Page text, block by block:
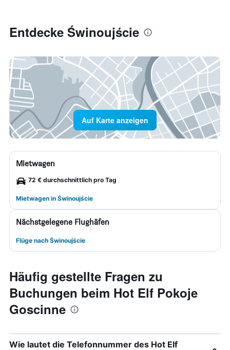
Entdecke Świnoujście
Auf Karte anzeigen
Mietwagen
72 € durchschnittlich pro Tag
Mietwagen in Świnoujście
Nächstgelegene Flughäfen
Flüge nach Świnoujście
Häufig gestellte Fragen zu
Buchungen beim Hot Elf Pokoje
Goscinne
Wie lautet die Telefonnummer des Hot Elf